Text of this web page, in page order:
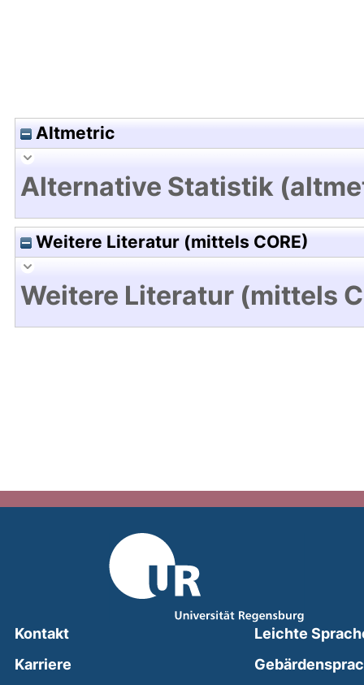
Altmetric
Alternative Statistik
Weitere Literatur (mittels CORE)
Weitere Literatur (mittels
Kontakt
Karriere
Leichte